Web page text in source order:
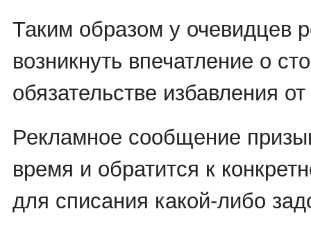
Таким образом у очевидцев
возникнуть впечатление о
обязательстве избавления
Рекламное сообщение
время и обратится к
для списания какой-либо